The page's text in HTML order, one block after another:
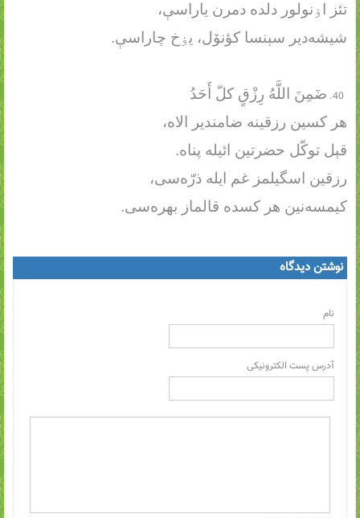
تئز اۏنولور دلده دمرن یاراسې،
شیشه‌دیر سېنسا کؤنۆل، یۏخ چاراسې.
ضَمِنَ اللَّهُ رِزْقٍ کلّ أَحَدُ
هر کسین رزقینه ضامندیر الاه،
قېل توکّل حضرتین ائیله پناه.
رزقین اسگیلمز غم ایله ذرّه‌سی،
کیمسه‌نین هر کسده قالماز بهره‌سی.
نوشتن دیدگاه
نام
آدرس پست الکترونیکی